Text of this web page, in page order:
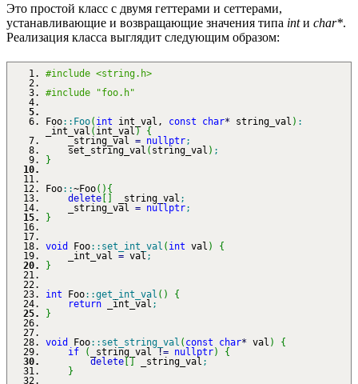
Это простой класс с двумя геттерами и сеттерами,
устанавливающие и возвращающие значения типа intи char*.
Реализация класса выглядит следующим образом:
#include <string.h>
#include "foo.h"
Foo:: Foo( int int_val, const char* string_val ) :
_int_val ( int_val )
{
_string_val = nullptr;
set_string_val ( string_val ) ;
}
Foo::~Foo( ) {
delete
_string_val ;
_string_val = nullptr;
}
void Foo:: set_int_val ( int val )
{
_int_val = val ;
}
int Foo::get_int_val ( )
{
return _int_val ;
}
void Foo:: set_string_val ( const char* val )
{
if
( _string_val != nullptr)
{
delete
_string_val ;
}